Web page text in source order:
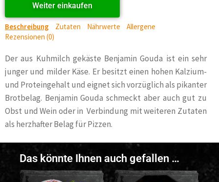
Weiter einkaufen
Beschreibung Zutaten Nährwerte
Allergene
Rezensionen (0)
Der aus Kuhmilch gekäste Benjamin Gouda ist ein sehr
junger und milder Käse. Er besitzt einen hohen Kalzium-
und Proteingehalt und eignet sich vorzüglich als pikanter
Brotbelag. Benjamin Gouda schmeckt aber auch gut zu
Obst und Wein oder in Verbindung mit weiteren Zutaten
als herzhafter Belag für Pizzen.
Das könnte Ihnen auch gefallen …